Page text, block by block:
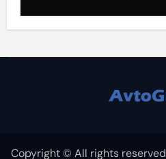
Copyright © All rights reserved